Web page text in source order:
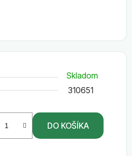
Skladom
310651
DO KOŠÍKA